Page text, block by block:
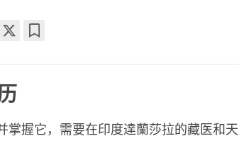
掌握它，需要在印度達蘭莎拉的藏医和天